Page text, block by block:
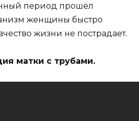
период прошёл
женщины быстро
жизни не пострадает.
матки с трубами.